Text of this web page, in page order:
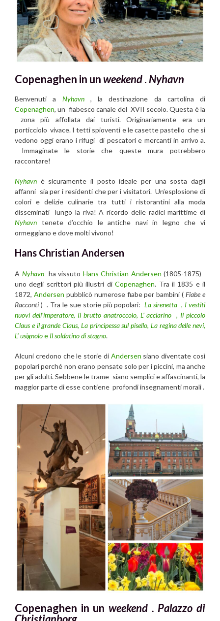
Copenaghen in un weekend. Nyhavn
Benvenuti a Nyhavn, la destinazione da cartolina di
Copenaghen, un fiabesco canale del XVII secolo. Questa è la
zona più affollata dai turisti. Originariamente era un
porticciolo vivace. I tetti spioventi e le casette pastello che si
vedono oggi erano i rifugi di pescatori e mercanti in arrivo a.
Immaginate le storie che queste mura potrebbero
raccontare!
Nyhavn è sicuramente il posto ideale per una sosta dagli
affanni sia per i residenti che per i visitatori. Un’esplosione di
colori e delizie culinarie tra tutti i ristorantini alla moda
disseminati lungo la riva! A ricordo delle radici marittime di
Nyhavn tenete d’occhio le antiche navi in ​​legno che vi
ormeggiano e dove molti vivono!
Hans Christian Andersen
A Nyhavnha vissuto Hans Christian Andersen (1805-1875)
uno degli scrittori più illustri diCopenaghen. Tra il 1835 e il
1872, Andersen pubblicò numerose fiabe per bambini (Fiabe e
Racconti ) . Tra le sue storie più popolari:La sirenetta , I vestiti
nuovi dell’imperatore, Il brutto anatroccolo, L’ acciarino , Il piccolo
Claus e il grande Claus, La principessa sul pisello, La regina delle nevi,
L’ usignoloe Il soldatino di stagno.
Alcuni credono che le storie di Andersen siano diventate così
popolari perché non erano pensate solo per i piccini, ma anche
per gli adulti. Sebbene le trame siano semplici e affascinanti, la
maggior parte di esse contiene profondi insegnamenti morali .
Copenaghen in un weekend . Palazzo di